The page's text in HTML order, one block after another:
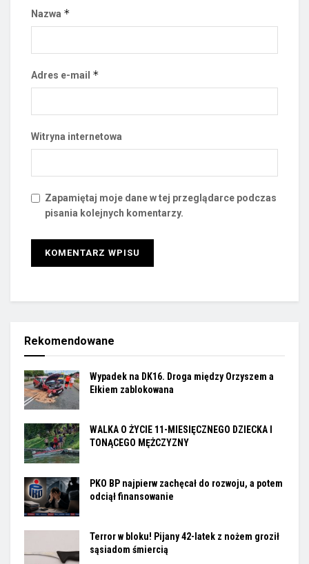
Nazwa *
Adres e-mail *
Witryna internetowa
Zapamiętaj moje dane w tej przeglądarce podczas
pisania kolejnych komentarzy.
Rekomendowane
Wypadek na DK16. Droga między Orzyszem a
Ełkiem zablokowana
WALKA O ŻYCIE 11-MIESIĘCZNEGO DZIECKA I
TONĄCEGO MĘŻCZYZNY
PKO BP najpierw zachęcał do rozwoju, a potem
odciął finansowanie
Terror w bloku! Pijany 42-latek z nożem groził
sąsiadom śmiercią